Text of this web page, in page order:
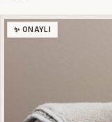
✨ ONAYLI